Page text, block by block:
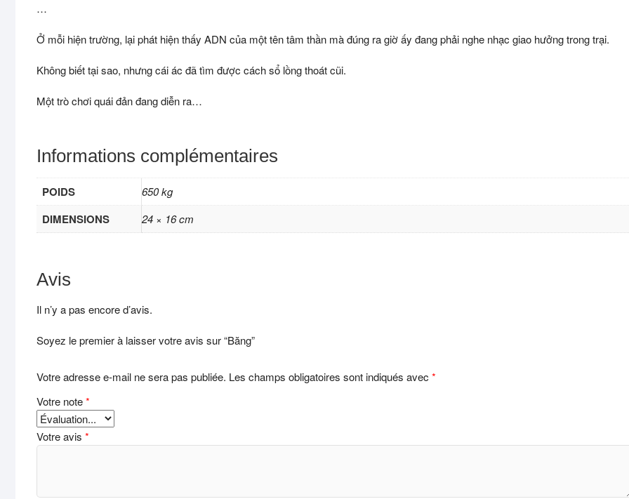
…
Ở mỗi hiện trường, lại phát hiện thấy ADN của một tên tâm thần mà đúng ra giờ ấy đang phải nghe nhạc giao hưởng trong trại.
Không biết tại sao, nhưng cái ác đã tìm được cách sổ lồng thoát cũi.
Một trò chơi quái đản đang diễn ra…
Informations complémentaires
POIDS 650 kg
DIMENSIONS 24 × 16 cm
Avis
Il n’y a pas encore d’avis.
Soyez le premier à laisser votre avis sur “Băng”
Votre adresse e-mail ne sera pas publiée. Les champs obligatoires sont indiqués avec *
Votre note*
Votre avis *